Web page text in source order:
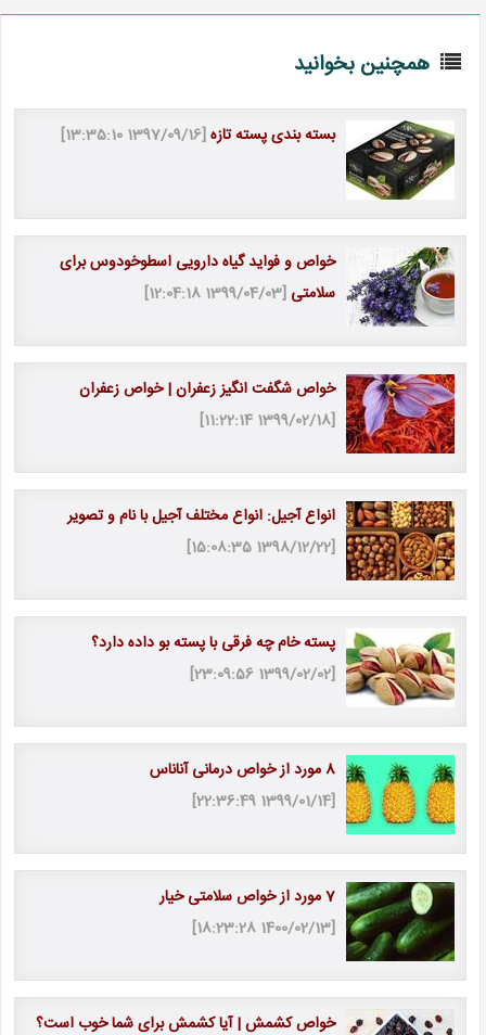
همچنین بخوانید
بسته بندی پسته تازه[1397/09/16 13:35:10]
خواص و فواید گیاه دارویی اسطوخودوس برای
سلامتی [1399/04/03 12:04:18]
خواص شگفت انگیز زعفران | خواص زعفران
[1399/02/18 11:22:14]
انواع آجیل: انواع مختلف آجیل با نام و تصویر
[1398/12/22 15:08:35]
پسته خام چه فرقی با پسته بو داده دارد؟
[1399/02/02 23:09:56]
8 مورد از خواص درمانی آناناس
[1399/01/14 22:36:49]
7 مورد از خواص سلامتی خیار
[1400/02/13 18:23:28]
خواص کشمش | آیا کشمش برای شما خوب است؟